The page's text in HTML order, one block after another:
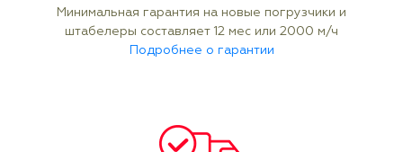
Минимальная гарантия на новые погрузчики и
штабелеры составляет 12 мес или 2000 м/ч
Подробнее о гарантии